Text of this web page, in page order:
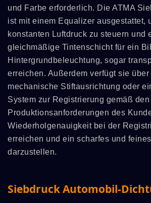
und Farbe erforderlich. Die ATMA
ist mit einem Equalizer ausgestattet,
konstanten Luftdruck zu steuern und
gleichmäßige Tintenschicht für ein
Hintergrundbeleuchtung, sogar
erreichen. Außerdem verfügt sie über
mechanische Stiftausrichtung oder
System zur Registrierung gemäß den
Produktionsanforderungen des
Wiederholgenauigkeit bei der
erreichen und ein scharfes und
darzustellen.
Siebdruck Automobil-